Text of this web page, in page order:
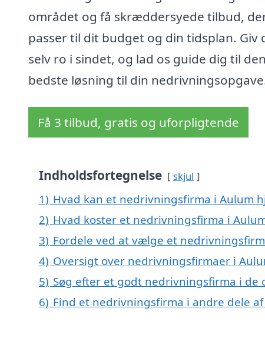
området og få skræddersyede tilbud,
passer til dit budget og din tidsplan. Giv
selv ro i sindet, og lad os guide dig til den
bedste løsning til din
Få 3 tilbud, gratis og uforpligtende
Indholdsfortegnelse skjul
1) Hvad kan et nedrivningsfirma i Aulum
2) Hvad koster et nedrivningsfirma i
3) Fordele ved at vælge et
4) Oversigt over nedrivningsfirmaer i
5) Søg efter et godt nedrivningsfirma i
6) Find et nedrivningsfirma i andre dele